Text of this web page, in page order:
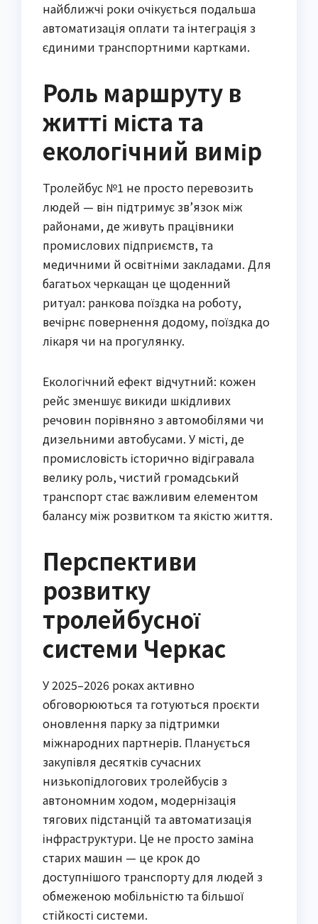
найближчі роки очікується подальша
автоматизація оплати та інтеграція з
єдиними транспортними картками.
Роль маршруту в
житті міста та
екологічний вимір
Тролейбус №1 не просто перевозить
людей — він підтримує зв’язок між
районами, де живуть працівники
промислових підприємств, та
медичними й освітніми закладами. Для
багатьох черкащан це щоденний
ритуал: ранкова поїздка на роботу,
вечірнє повернення додому, поїздка до
лікаря чи на прогулянку.
Екологічний ефект відчутний: кожен
рейс зменшує викиди шкідливих
речовин порівняно з автомобілями чи
дизельними автобусами. У місті, де
промисловість історично відігравала
велику роль, чистий громадський
транспорт стає важливим елементом
балансу між розвитком та якістю життя.
Перспективи
розвитку
тролейбусної
системи Черкас
У 2025–2026 роках активно
обговорюються та готуються проєкти
оновлення парку за підтримки
міжнародних партнерів. Планується
закупівля десятків сучасних
низькопідлогових тролейбусів з
автономним ходом, модернізація
тягових підстанцій та автоматизація
інфраструктури. Це не просто заміна
старих машин — це крок до
доступнішого транспорту для людей з
обмеженою мобільністю та більшої
стійкості системи.